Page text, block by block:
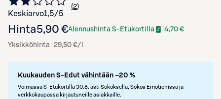
Keskiarvo1,5/5 Siirry arvioihin
2
kappaletta
Hinta5,90 €Alennushinta S-Etukortilla 4,70 €
Yksikköhinta 29,50 €/l
Kuukauden S-Edut vähintään –20 %
Voimassa S-Etukortilla 30.8. asti Sokoksella, Sokos Emotionissa ja
verkkokaupassa kirjautuneille asiakkaille.